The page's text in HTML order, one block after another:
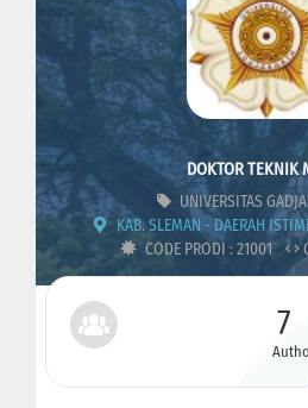
DOKTOR TEKNIK
UNIVERSITAS
KAB. SLEMAN - DAERAH
CODE PRODI : 21001
7